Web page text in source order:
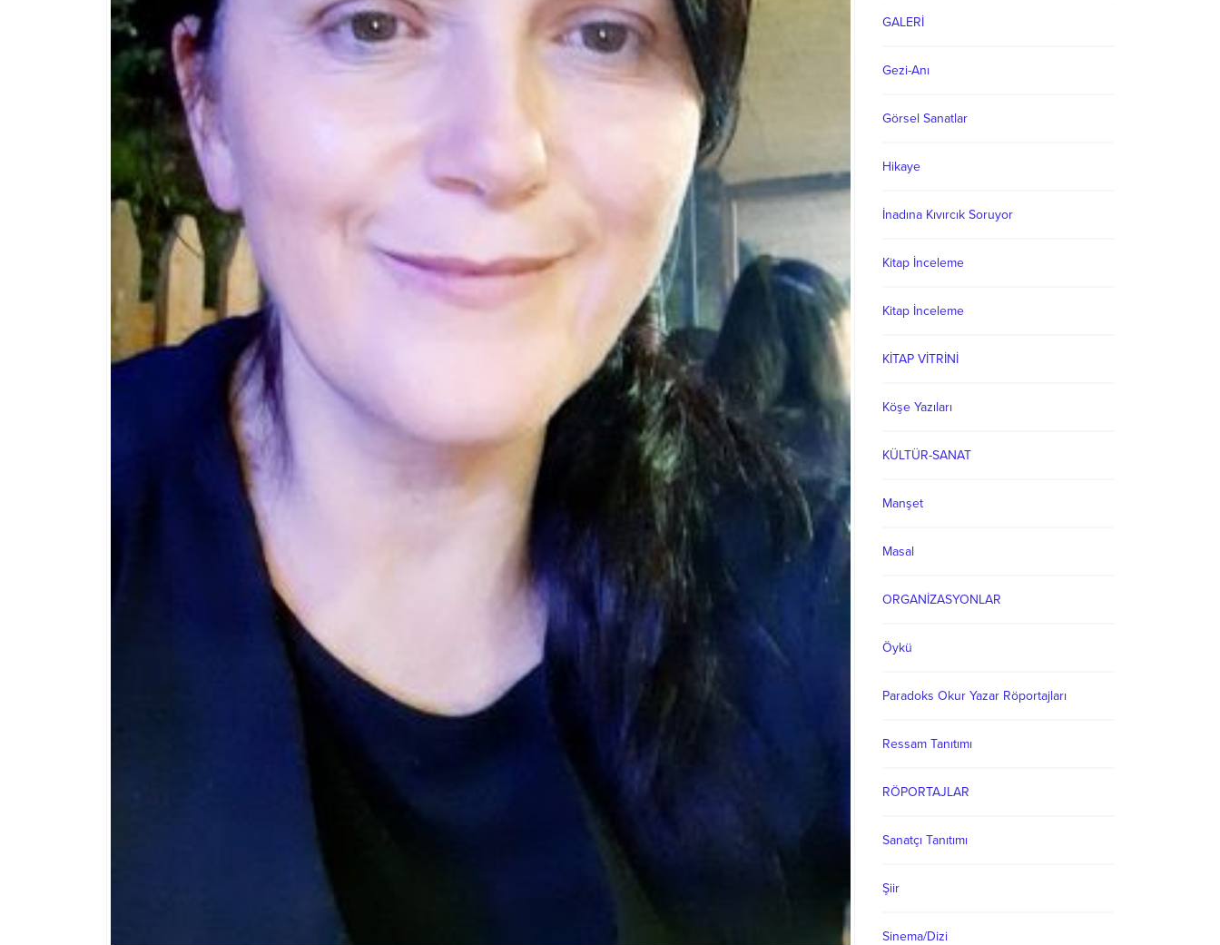
GALERİ
Gezi-Anı
Görsel Sanatlar
Hikaye
İnadına Kıvırcık Soruyor
Kitap İnceleme
Kitap İnceleme
KİTAP VİTRİNİ
Köşe Yazıları
KÜLTÜR-SANAT
Manşet
Masal
ORGANİZASYONLAR
Öykü
Paradoks Okur Yazar Röportajları
Ressam Tanıtımı
RÖPORTAJLAR
Sanatçı Tanıtımı
Şiir
Sinema/Dizi